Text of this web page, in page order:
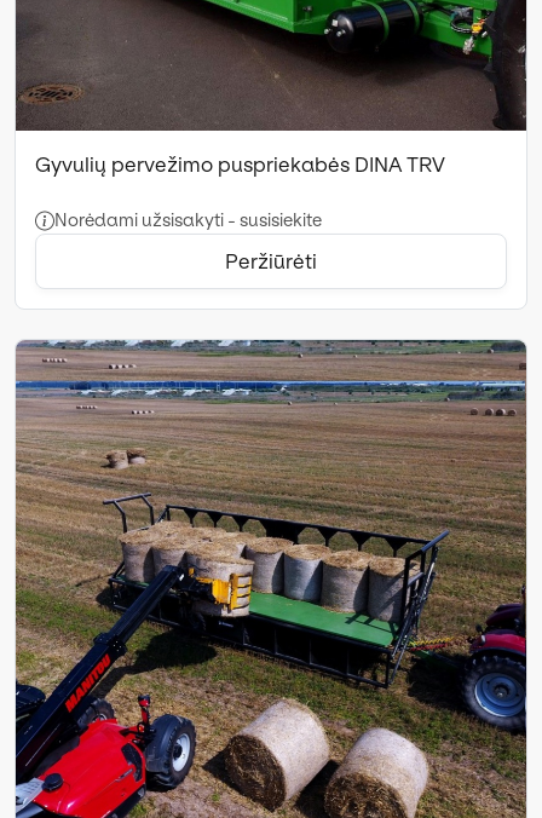
Gyvulių pervežimo puspriekabės DINA TRV
Norėdami užsisakyti - susisiekite
Peržiūrėti